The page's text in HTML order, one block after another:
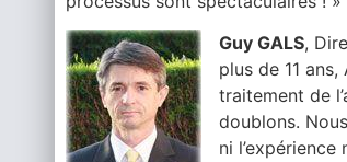
Guy GALS,
plus de 11
traitement de
doublons.
ni